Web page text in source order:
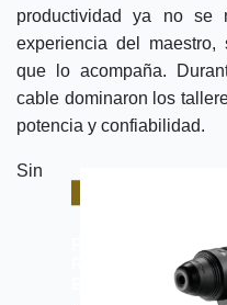
P14 / VALOR
REVOLUCIÓN
ESTÁ AQUÍ...
productividad ya no
experiencia del
que lo acompaña.
cable dominaron los
potencia y confiabilidad.
Sin